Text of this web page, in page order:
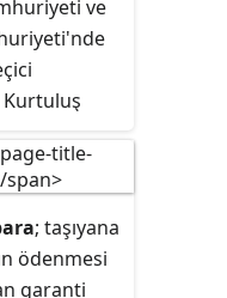
para
bozuk
'sadece'
ve
olarak
Alt birimi
basma ve
; taşıyana
ödenmesi
garanti